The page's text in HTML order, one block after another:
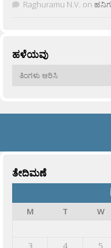
Raghuramu N.V. on
ಹಳೆಯವು
ಹಳೆಯವು
ತೇದಿಮಣೆ
M
T W
3
4 5